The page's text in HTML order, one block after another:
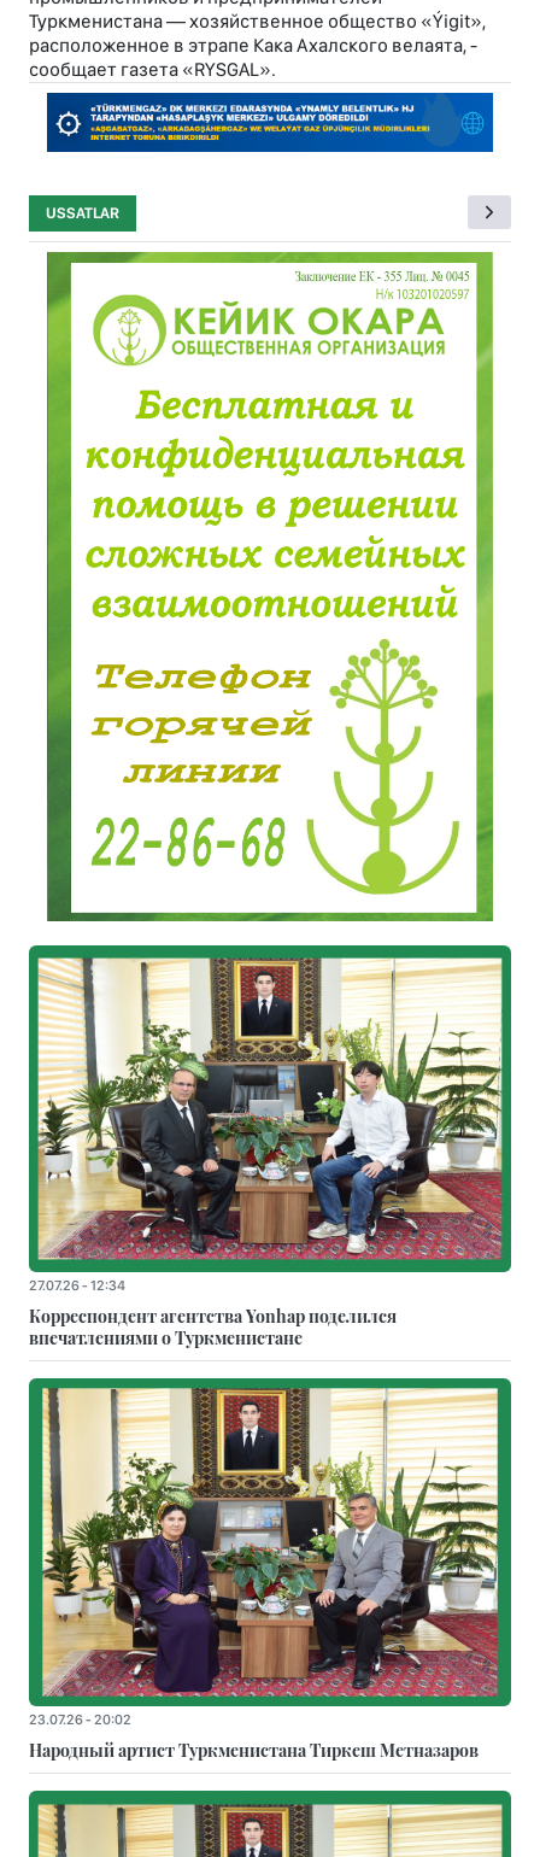
Туркменистана — хозяйственное общество «Ýigit»,
расположенное в этрапе Кака Ахалского велаята, -
сообщает газета «RYSGAL».
USSATLAR
27.07.26 - 12:34
Корреспондент агентства Yonhap поделился
впечатлениями о Туркменистане
23.07.26 - 20:02
Народный артист Туркменистана Тиркеш Мeтназаров